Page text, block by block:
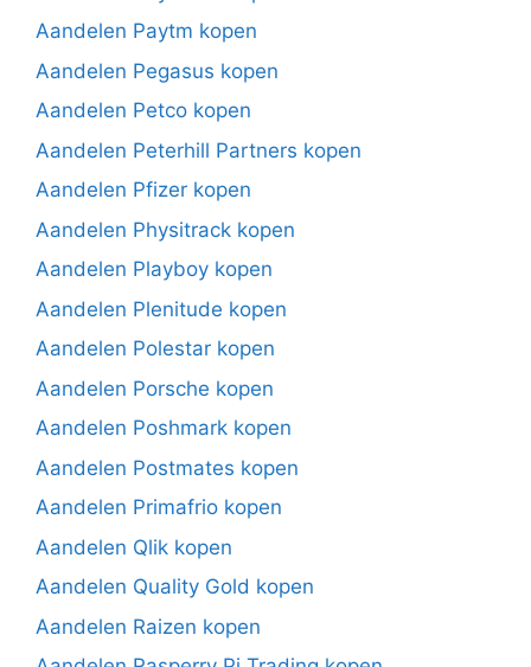
Aandelen Paytm kopen
Aandelen Pegasus kopen
Aandelen Petco kopen
Aandelen Peterhill Partners kopen
Aandelen Pfizer kopen
Aandelen Physitrack kopen
Aandelen Playboy kopen
Aandelen Plenitude kopen
Aandelen Polestar kopen
Aandelen Porsche kopen
Aandelen Poshmark kopen
Aandelen Postmates kopen
Aandelen Primafrio kopen
Aandelen Qlik kopen
Aandelen Quality Gold kopen
Aandelen Raizen kopen